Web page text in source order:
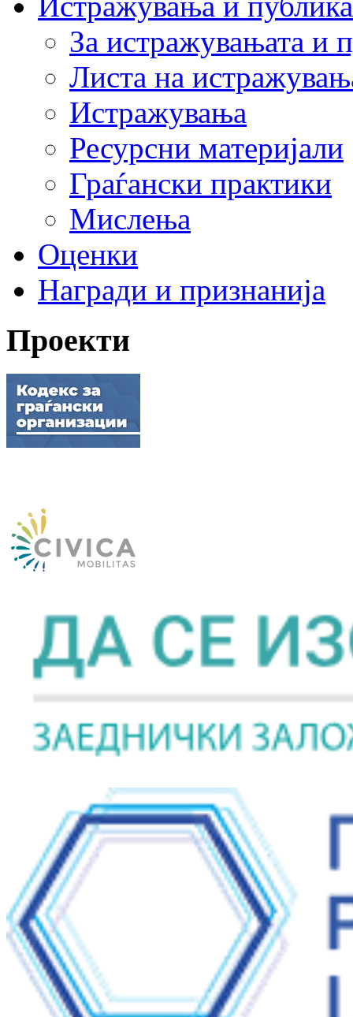
За истражувањата и
Листа на
Истражувања
Ресурсни материјали
Граѓански практики
Мислења
Оценки
Награди и признанија
Проекти